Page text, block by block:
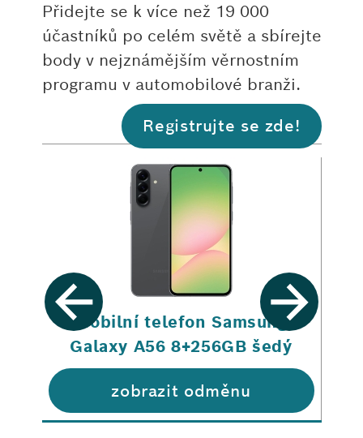
Přidejte se k více než 19 000
účastníků po celém světě a sbírejte
body v nejznámějším věrnostním
programu v automobilové branži.
Registrujte se zde!
Mobilní telefon Samsung
Galaxy A56 8+256GB šedý
zobrazit odměnu